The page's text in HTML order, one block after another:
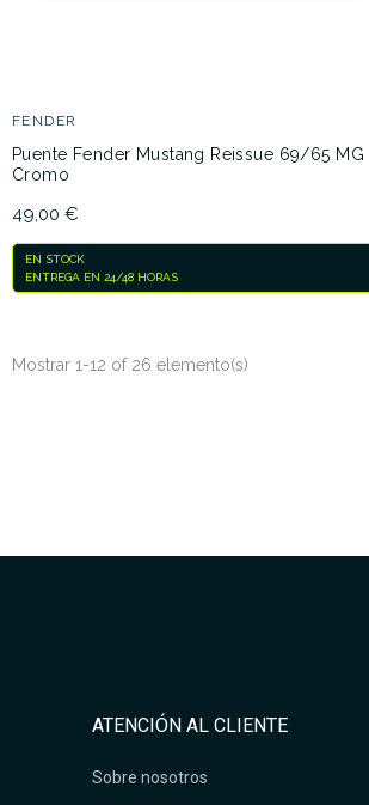
FENDER
Puente Fender Mustang Reissue 69/65 MG
Cromo
49,00 €
EN STOCK
ENTREGA EN 24/48 HORAS
Mostrar 1-12 of 26 elemento(s)
ATENCIÓN AL CLIENTE
Sobre nosotros